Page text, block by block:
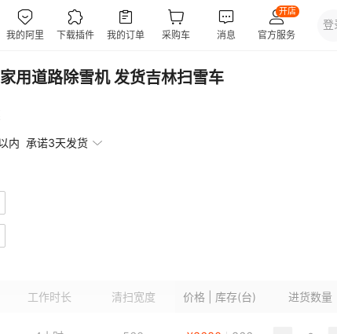
用道路除雪机 发货吉林扫雪车
内 承诺3天发货
工作时长 清扫宽度 价格 | 库存(台) 进货数量